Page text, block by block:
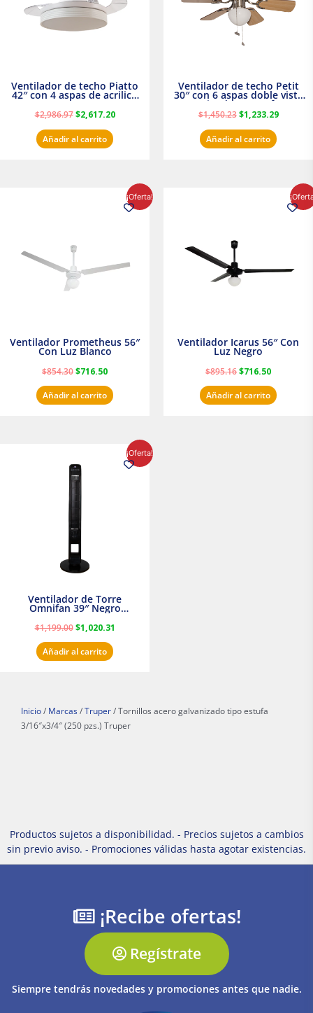
Ventilador de techo Piatto
42″ con 4 aspas de acrilico
transparente
$2,986.97 $2,617.20
Añadir al carrito
Ventilador de techo Petit
30″ con 6 aspas doble vista
Satinado Masterfan
$1,450.23 $1,233.29
Añadir al carrito
¡Oferta!
Ventilador Prometheus 56″
Con Luz Blanco
$854.30$716.50
precio
actual
Añadir al carrito
Ventilador Icarus 56″ Con
Luz Negro
$895.16$716.50
precio
actual
Añadir al carrito
¡Oferta!
Ventilador de Torre
Omnifan 39″ Negro
$1,199.00
original
era:
$1,020.31
precio
actual
Añadir al carrito
Inicio / Marcas / Truper / Tornillos acero galvanizado tipo estufa
3/16″x3/4″ (250 pzs.) Truper
Productos sujetos a disponibilidad. - Precios sujetos a cambios
sin previo aviso. - Promociones válidas hasta agotar existencias.
¡Recibe ofertas!
Regístrate
Siempre tendrás novedades y promociones antes que nadie.